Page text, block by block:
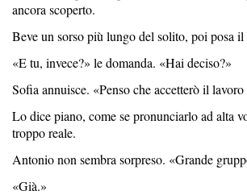
ancora scoperto.
Beve un sorso più lungo del solito, poi posa il
«E tu, invece?» le domanda. «Hai deciso?»
Sofia annuisce. «Penso che accetterò il
Lo dice piano, come se pronunciarlo ad alta
troppo reale.
Antonio non sembra sorpreso. «Grande
«Già.»